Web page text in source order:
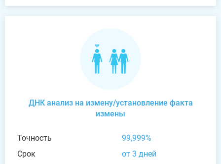
ДНК анализ на измену/установление факта
измены
Точность
99,999%
Срок
от 3 дней